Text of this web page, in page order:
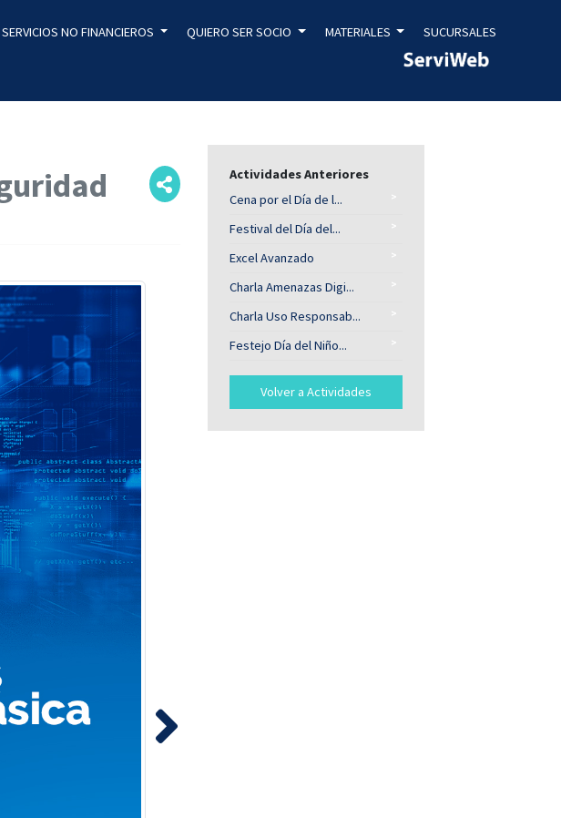
SERVICIOS NO FINANCIEROS QUIERO SER SOCIO MATERIALES SUCURSALES
Actividades Anteriores
Cena por el Día de l...
>
Festival del Día del... >
Excel Avanzado >
Charla Amenazas Digi... >
Charla Uso Responsab... >
Festejo Día del Niño... >
Volver a Actividades